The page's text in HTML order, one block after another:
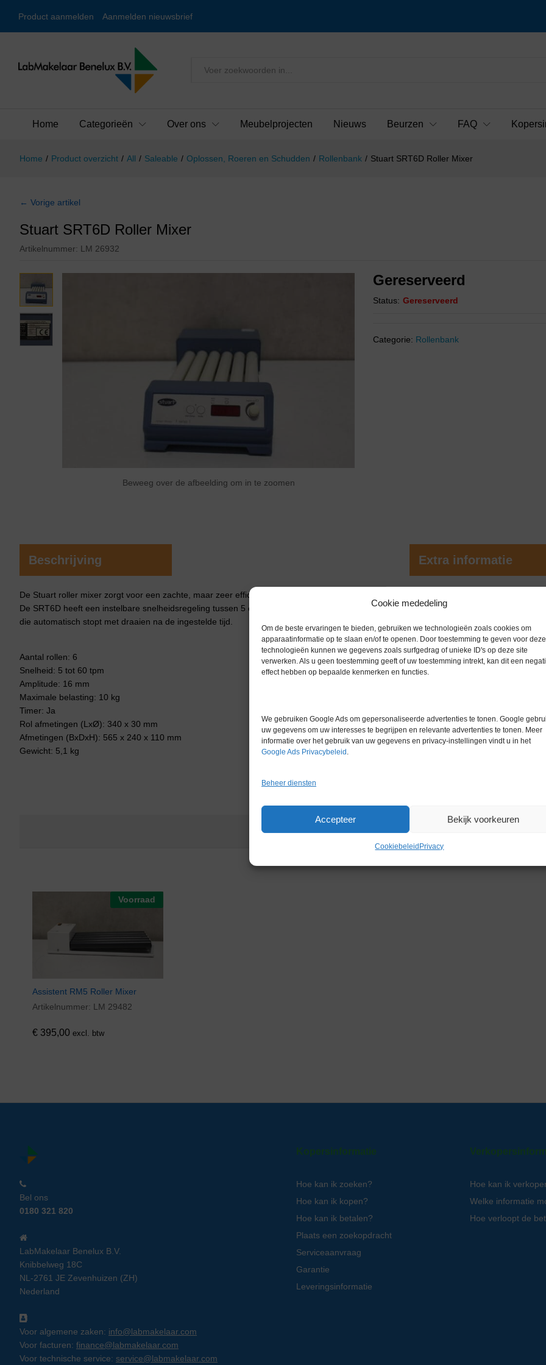
Cookie mededeling
Om de beste ervaringen te bieden, gebruiken we technologieën zoals cookies om
apparaatinformatie op te slaan en/of te openen. Door toestemming te geven voor deze
technologieën kunnen we gegevens zoals surfgedrag of unieke ID's op deze site
verwerken. Als u geen toestemming geeft of uw toestemming intrekt, kan dit een
effect hebben op bepaalde kenmerken en functies.
We gebruiken Google Ads om gepersonaliseerde advertenties te tonen. Google
uw gegevens om uw interesses te begrijpen en relevante advertenties te tonen. Meer
informatie over het gebruik van uw gegevens en privacy-instellingen vindt u in het
Google Ads Privacybeleid
Beheer diensten
Accepteer Bekijk voorkeuren
Cookiebeleid Privacy
Product aanmelden Aanmelden nieuwsbrief
Alles
Home Categorieën Over ons Meubelprojecten Nieuws Beurzen FAQ
Home / Product overzicht / All / Saleable / Oplossen, Roeren en Schudden / Rollenbank / Stuart SRT6D Roller Mixer
← Vorige artikel
Stuart SRT6D Roller Mixer
Artikelnummer: LM 26932
Beweeg over de afbeelding om in te zoomen
Gereserveerd
Status: Gereserveerd
Categorie: Rollenbank
Beschrijving
De Stuart roller mixer zorgt voor een zachte, maar zeer efficiënte, wiegende en rollende beweging.
De SRT6D heeft een instelbare snelheidsregeling tussen 5 en 60 tpm en een instelbare digitale timer
die automatisch stopt met draaien na de ingestelde tijd.
Aantal rollen: 6
Snelheid: 5 tot 60 tpm
Amplitude: 16 mm
Maximale belasting: 10 kg
Timer: Ja
Rol afmetingen (LxØ): 340 x 30 mm
Afmetingen (BxDxH): 565 x 240 x 110 mm
Gewicht: 5,1 kg
Extra informatie
Gewicht
Garantie 6 maanden
Conditie Gebruikt
Gerelateerde producten
Voorraad
Assistent RM5 Roller Mixer
Artikelnummer: LM 29482
€ 395,00 excl. btw
Bel ons
0180 321 820
LabMakelaar Benelux B.V.
Knibbelweg 18C
NL-2761 JE Zevenhuizen (ZH)
Nederland
Voor algemene zaken: info@labmakelaar.com
Voor facturen: finance@labmakelaar.com
Voor technische service: service@labmakelaar.com
Kopersinformatie
Hoe kan ik zoeken?
Hoe kan ik kopen?
Hoe kan ik betalen?
Plaats een zoekopdracht
Serviceaanvraag
Garantie
Leveringsinformatie
Hoe kan ik
Welke informatie
Hoe verloopt de